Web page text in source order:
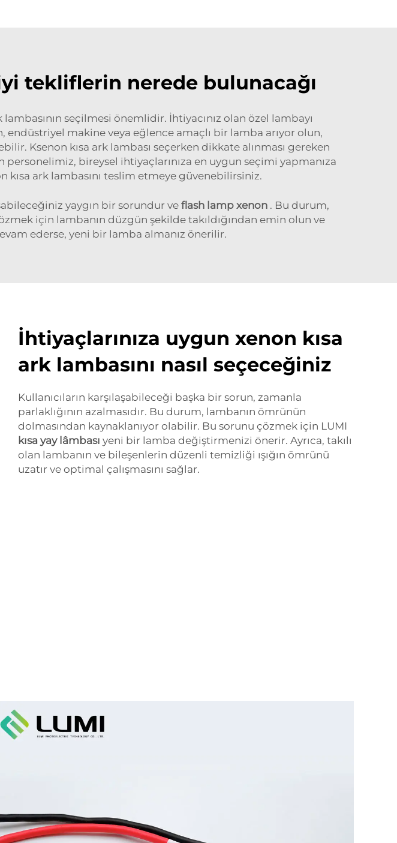
tekliflerin nerede bulunacağı
seçilmesi önemlidir. İhtiyacınız olan özel lambayı
endüstriyel makine veya eğlence amaçlı bir lamba arıyor olun,
Ksenon kısa ark lambası seçerken dikkate alınması gereken
personelimiz, bireysel ihtiyaçlarınıza en uygun seçimi yapmanıza
ark lambasını teslim etmeye güvenebilirsiniz.
yaygın bir sorundur ve flash lamp xenon . Bu durum,
için lambanın düzgün şekilde takıldığından emin olun ve
ederse, yeni bir lamba almanız önerilir.
İhtiyaçlarınıza uygun xenon kısa
ark lambasını nasıl seçeceğiniz
Kullanıcıların karşılaşabileceği başka bir sorun, zamanla
parlaklığının azalmasıdır. Bu durum, lambanın ömrünün
dolmasından kaynaklanıyor olabilir. Bu sorunu çözmek için LUMI
kısa yay lâmbası yeni bir lamba değiştirmenizi önerir. Ayrıca, takılı
olan lambanın ve bileşenlerin düzenli temizliği ışığın ömrünü
uzatır ve optimal çalışmasını sağlar.